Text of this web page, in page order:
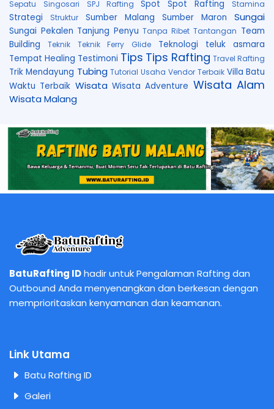
Sepatu Singosari SPJ Rafting Spot Spot Rafting Stamina
Strategi Struktur Sumber Malang Sumber Maron Sungai
Sungai Pekalen Tanjung Penyu Tanpa Ribet Tantangan Team
Building
Teknik Teknik Ferry Glide Teknologi
teluk asmara
Tempat Healing Testimoni Tips Tips Rafting Travel Rafting
Trik Mendayung Tubing Tutorial Usaha Vendor Terbaik Villa Batu
Waktu Terbaik Wisata Wisata Adventure Wisata Alam
Wisata Malang
BatuRafting IDhadir untuk Pengalaman Rafting dan
Outbound Anda menyenangkan dan berkesan dengan
memprioritaskan kenyamanan dan keamanan.
Link Utama
Batu Rafting ID
Galeri